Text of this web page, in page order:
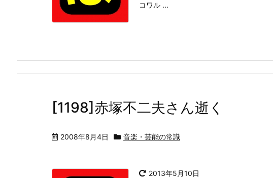
コワル ...
[1198]赤塚不二夫さん逝く
2008年8月4日 音楽・芸能の常識
2013年5月10日